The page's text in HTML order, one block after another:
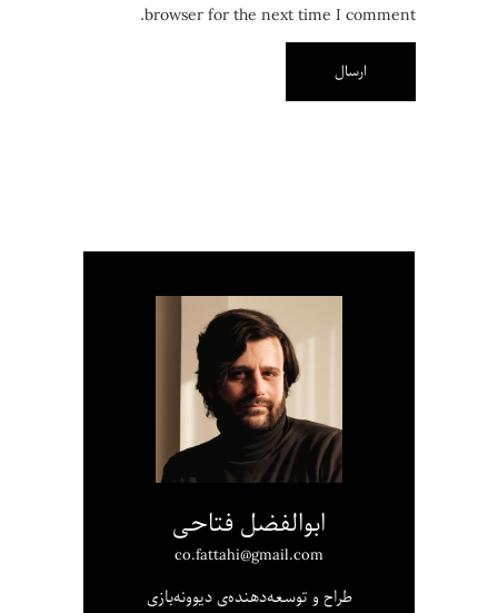
browser for the next time I comment.
ابوالفضل فتاحی
co.fattahi@gmail.com
طراح و توسعه‌دهنده‌ی دیوونه‌بازی